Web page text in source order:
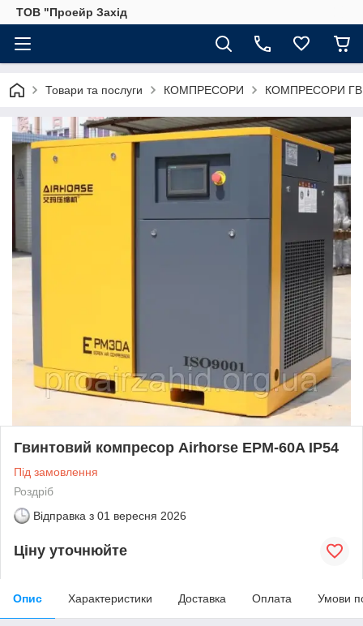
ТОВ "Проейр Захід
Товари та послуги КОМПРЕСОРИ КОМПРЕСОРИ
Гвинтовий компресор Airhorse EPM-60A IP54
Під замовлення
Роздріб
Відправка з 01 вересня 2026
Ціну уточнюйте
Опис Характеристики Доставка Оплата Умови